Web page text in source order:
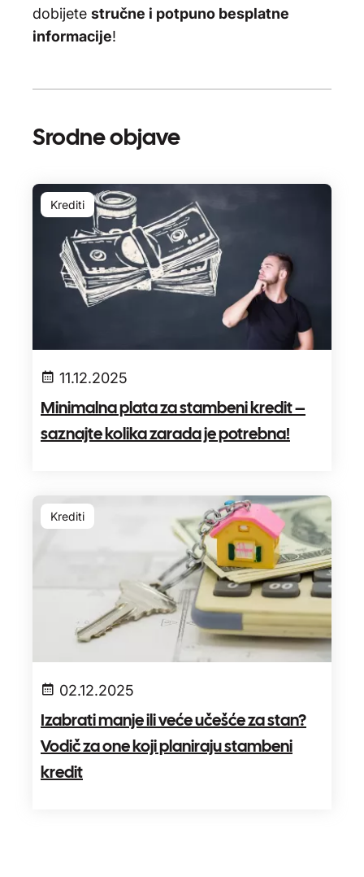
dobijete stručne i potpuno besplatne
informacije!
Srodne objave
Krediti
11.12.2025
Minimalna plata za stambeni kredit –
saznajte kolika zarada je potrebna!
Krediti
02.12.2025
Izabrati manje ili veće učešće za stan?
Vodič za one koji planiraju stambeni
kredit